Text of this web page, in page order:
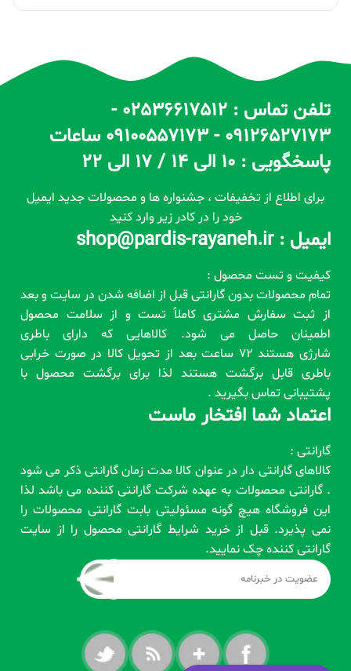
تلفن تماس : 02536617512 -
09126527173 - 09100557173 ساعات
پاسخگویی : 10 الی 14 / 17 الی 22
برای اطلاع از تخفیفات ، جشنواره ها و محصولات جدید ایمیل
خود را در کادر زیر وارد کنید
ایمیل : shop@pardis-rayaneh.ir
کیفیت و تست محصول :
تمام محصولات بدون گارانتی قبل از اضافه شدن در سایت و بعد
از ثبت سفارش مشتری کاملاً تست و از سلامت محصول
اطمینان حاصل می شود. کالاهایی که دارای باطری
شارژی هستند 72 ساعت بعد از تحویل کالا در صورت خرابی
باطری قابل برگشت هستند لذا برای برگشت محصول با
پشتیبانی تماس بگیرید .
اعتماد شما افتخار ماست
گارانتی :
کالاهای گارانتی دار در عنوان کالا مدت زمان گارانتی ذکر می شود
. گارانتی محصولات به عهده شرکت گارانتی کننده می باشد لذا
این فروشگاه هیچ گونه مسئولیتی بابت گارانتی محصولات را
نمی پذیرد. قبل از خرید شرایط گارانتی محصول را از سایت
گارانتی کننده چک نمایید.